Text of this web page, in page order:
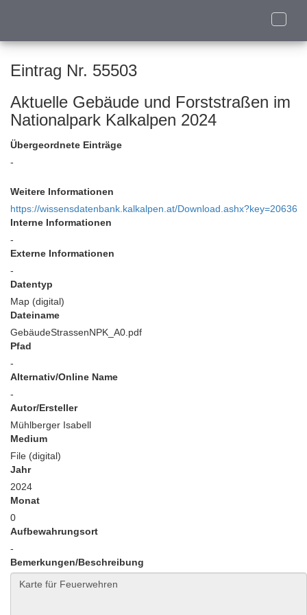
Toggle
Eintrag Nr. 55503
Aktuelle Gebäude und Forststraßen im
Nationalpark Kalkalpen 2024
Übergeordnete Einträge
-
Weitere Informationen
https://wissensdatenbank.kalkalpen.at/Download.ashx?key=20636
Interne Informationen
-
Externe Informationen
-
Datentyp
Map (digital)
Dateiname
GebäudeStrassenNPK_A0.pdf
Pfad
-
Alternativ/Online Name
-
Autor/Ersteller
Mühlberger Isabell
Medium
File (digital)
Jahr
2024
Monat
0
Aufbewahrungsort
-
Bemerkungen/Beschreibung